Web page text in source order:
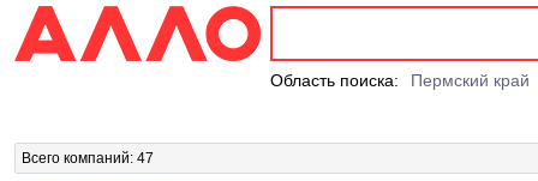
Область поиска: Пермский край
Всего компаний: 47